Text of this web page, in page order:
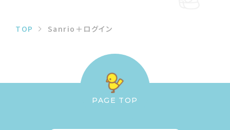
TOP Sanrio＋ログイン
PAGE TOP